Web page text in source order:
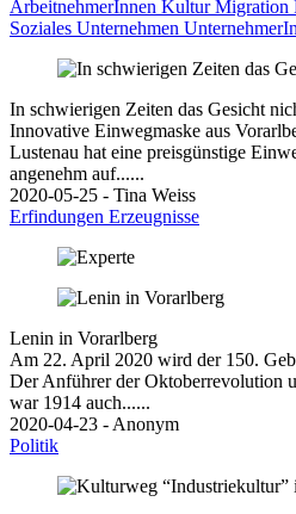
ArbeitnehmerInnen KulturMigration
Soziales Unternehmen
In schwierigen Zeiten das Gesicht
Innovative Einwegmaske aus
Lustenau hat eine preisgünstige
angenehm auf......
2020-05-25 - Tina Weiss
Erfindungen Erzeugnisse
Lenin in Vorarlberg
Am 22. April 2020 wird der 150.
Der Anführer der Oktoberrevolution
war 1914 auch......
2020-04-23 - Anonym
Politik